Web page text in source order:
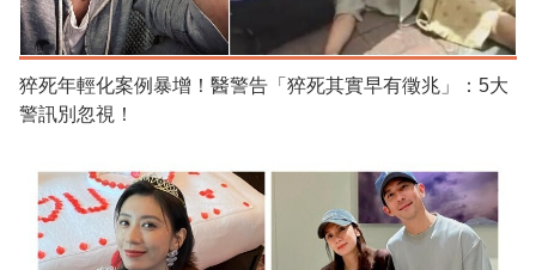
猝死年輕化案例暴增！醫警告「猝死其實早有徵兆」：5大
警訊別忽視！